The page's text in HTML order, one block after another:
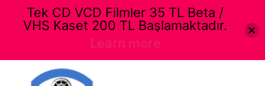
Tek CD VCD Filmler 35 TL Beta /
VHS Kaset 200 TL Başlamaktadır.
Learn more